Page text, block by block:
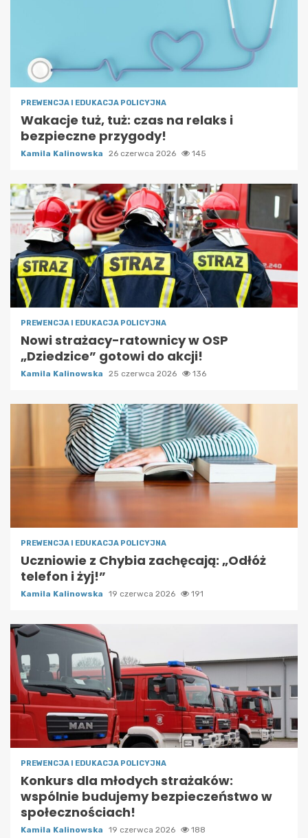
PREWENCJA I EDUKACJA POLICYJNA
Wakacje tuż, tuż: czas na relaks i
bezpieczne przygody!
Kamila Kalinowska 26 czerwca 2026 145
PREWENCJA I EDUKACJA POLICYJNA
Nowi strażacy-ratownicy w OSP
„Dziedzice” gotowi do akcji!
Kamila Kalinowska 25 czerwca 2026 136
PREWENCJA I EDUKACJA POLICYJNA
Uczniowie z Chybia zachęcają: „Odłóż
telefon i żyj!”
Kamila Kalinowska 19 czerwca 2026 191
PREWENCJA I EDUKACJA POLICYJNA
Konkurs dla młodych strażaków:
wspólnie budujemy bezpieczeństwo w
społecznościach!
Kamila Kalinowska 19 czerwca 2026 188